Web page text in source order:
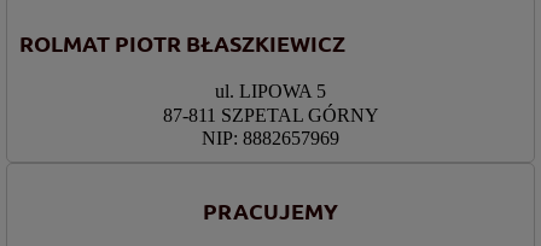
ROLMAT PIOTR BŁASZKIEWICZ
ul. LIPOWA 5
87-811 SZPETAL GÓRNY
NIP: 8882657969
PRACUJEMY